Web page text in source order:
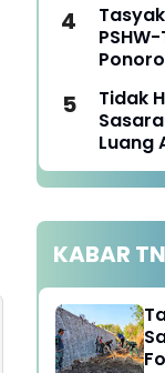
pada
Tidak
Luang
TMMD
KABAR